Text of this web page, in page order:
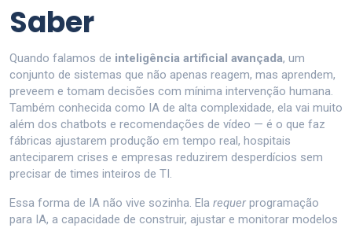
Saber
Quando falamos de inteligência artificial avançada, um
conjunto de sistemas que não apenas reagem, mas aprendem,
preveem e tomam decisões com mínima intervenção humana.
Também conhecida como IA de alta complexidade, ela vai muito
além dos chatbots e recomendações de vídeo — é o que faz
fábricas ajustarem produção em tempo real, hospitais
anteciparem crises e empresas reduzirem desperdícios sem
precisar de times inteiros de TI.
Essa forma de IA não vive sozinha. Ela requer programação
para IA, a capacidade de construir, ajustar e monitorar modelos